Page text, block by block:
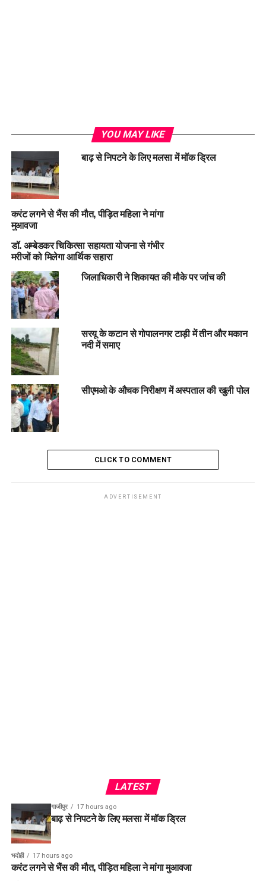
YOU MAY LIKE
बाढ़ से निपटने के लिए मलसा में मॉक ड्रिल
करंट लगने से भैंस की मौत, पीड़ित महिला ने मांगा
मुआवजा
डॉ. अम्बेडकर चिकित्सा सहायता योजना से गंभीर
मरीजों को मिलेगा आर्थिक सहारा
जिलाधिकारी ने शिकायत की मौके पर जांच की
सरयू के कटान से गोपालनगर टाड़ी में तीन और मकान
नदी में समाए
सीएमओ के औचक निरीक्षण में अस्पताल की खुली पोल
CLICK TO COMMENT
ADVERTISEMENT
LATEST
गाजीपुर 17 hours ago
बाढ़ से निपटने के लिए मलसा में मॉक ड्रिल
भदोही 17 hours ago
करंट लगने से भैंस की मौत, पीड़ित महिला ने मांगा मुआवजा